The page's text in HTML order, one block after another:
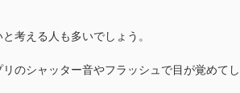
考える人も多いでしょう。
のシャッター音やフラッシュで目が覚めてし